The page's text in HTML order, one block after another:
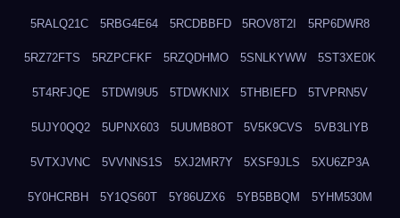
5RALQ21C 5RBG4E64 5RCDBBFD 5ROV8T2I 5RP6DWR8
5RZ72FTS 5RZPCFKF 5RZQDHMO 5SNLKYWW 5ST3XE0K
5T4RFJQE 5TDWI9U5 5TDWKNIX 5THBIEFD 5TVPRN5V
5UJY0QQ2 5UPNX603 5UUMB8OT 5V5K9CVS 5VB3LIYB
5VTXJVNC 5VVNNS1S 5XJ2MR7Y 5XSF9JLS 5XU6ZP3A
5Y0HCRBH 5Y1QS60T 5Y86UZX6 5YB5BBQM 5YHM530M